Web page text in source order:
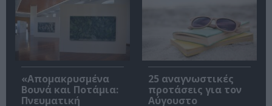
«Απομακρυσμένα
Βουνά και Ποτάμια:
Πνευματική
25 αναγνωστικές
προτάσεις για τον
Αύγουστο